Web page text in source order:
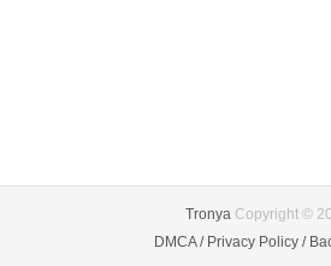
TronyaCopyright ©
DMCA / Privacy Policy /